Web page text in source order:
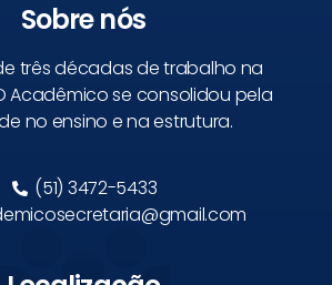
Sobre nós
três décadas de trabalho na
Acadêmico se consolidou pela
no ensino e na estrutura.
(51) 3472-5433